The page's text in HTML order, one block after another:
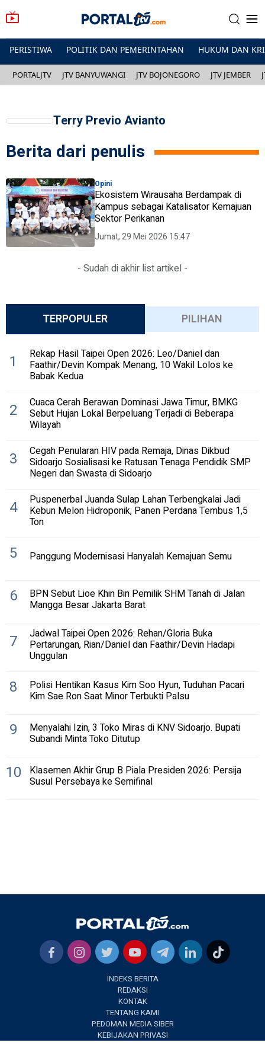
PERISTIWA POLITIK DAN PEMERINTAHAN HUKUM DAN
PORTALJTV JTV BANYUWANGI JTV BOJONEGORO JTV JEMBER
Terry Previo Avianto
Berita dari penulis
Opini
Ekosistem Wirausaha Berdampak di
Kampus sebagai Katalisator Kemajuan
Sektor Perikanan
Jumat, 29 Mei 2026 15:47
- Sudah di akhir list artikel -
TERPOPULER PILIHAN
1 Rekap Hasil Taipei Open 2026: Leo/Daniel dan
Faathir/Devin Kompak Menang, 10 Wakil Lolos ke
Babak Kedua
2 Cuaca Cerah Berawan Dominasi Jawa Timur, BMKG
Sebut Hujan Lokal Berpeluang Terjadi di Beberapa
Wilayah
3 Cegah Penularan HIV pada Remaja, Dinas Dikbud
Sidoarjo Sosialisasi ke Ratusan Tenaga Pendidik SMP
Negeri dan Swasta di Sidoarjo
4 Puspenerbal Juanda Sulap Lahan Terbengkalai Jadi
Kebun Melon Hidroponik, Panen Perdana Tembus 1,5
Ton
5 Panggung Modernisasi Hanyalah Kemajuan Semu
6 BPN Sebut Lioe Khin Bin Pemilik SHM Tanah di Jalan
Mangga Besar Jakarta Barat
7 Jadwal Taipei Open 2026: Rehan/Gloria Buka
Pertarungan, Rian/Daniel dan Faathir/Devin Hadapi
Unggulan
8 Polisi Hentikan Kasus Kim Soo Hyun, Tuduhan Pacari
Kim Sae Ron Saat Minor Terbukti Palsu
9 Menyalahi Izin, 3 Toko Miras di KNV Sidoarjo. Bupati
Subandi Minta Toko Ditutup
10 Klasemen Akhir Grup B Piala Presiden 2026: Persija
Susul Persebaya ke Semifinal
INDEKS BERITA
REDAKSI
KONTAK
TENTANG KAMI
PEDOMAN MEDIA SIBER
KEBIJAKAN PRIVASI